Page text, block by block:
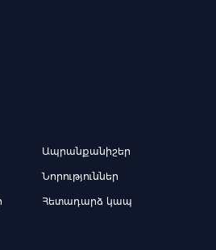
Ապրանքանիշեր
Նորություններ
Հետադարձ կապ